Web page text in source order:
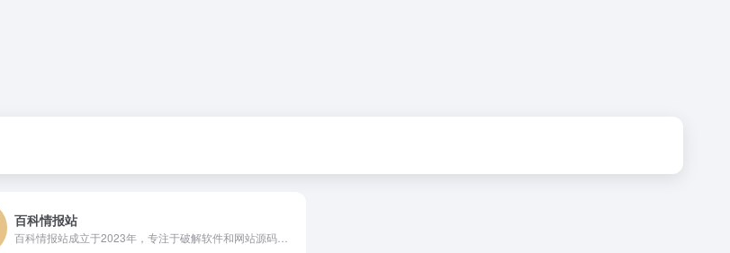
百科情报站
百科情报站成立于2023年，专注于破解软件和网站源码，建站教程，免费服务器VPS测评和服务器推荐商家优惠活动发布的网站，是目前国内的一家优质主机评测和源码软件发布网站。